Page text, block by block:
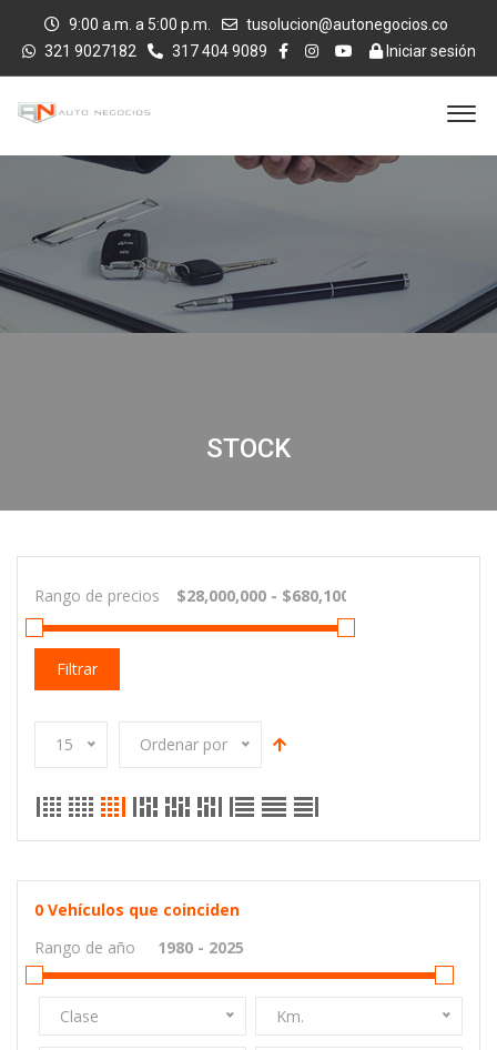
9:00 a.m. a 5:00 p.m.
tusolucion@autonegocios.co
321 9027182
317 404 9089 Iniciar sesión
STOCK
Rango de precios
Filtrar
15 Ordenar por
0 Vehículos que coinciden
Rango de año
Clase Km.